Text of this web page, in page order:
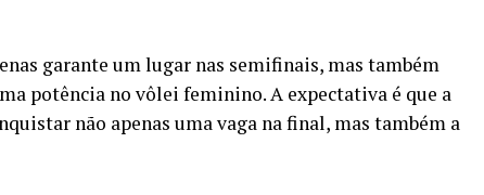
garante um lugar nas semifinais, mas também
potência no vôlei feminino. A expectativa é que a
não apenas uma vaga na final, mas também a